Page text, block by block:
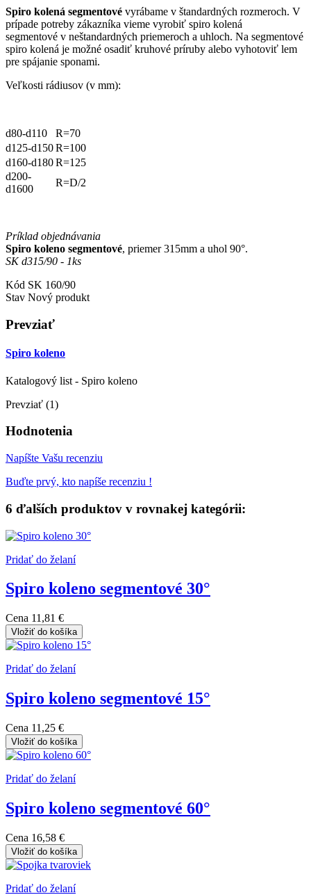
Spiro kolená segmentové vyrábame v štandardných rozmeroch. V
prípade potreby zákazníka vieme vyrobiť spiro kolená
segmentové v neštandardných priemeroch a uhloch. Na segmentové
spiro kolená je možné osadiť kruhové príruby alebo vyhotoviť lem
pre spájanie sponami.
Veľkosti rádiusov (v mm):
d80-d110
R=70
d125-d150R=100
d160-d180R=125
d200-
d1600
R=D/2
Príklad objednávania
Spiro koleno segmentové, priemer 315mm a uhol 90°.
SK d315/90 - 1ks
Kód SK 160/90
Stav Nový produkt
Prevziať
Spiro koleno
Katalogový list - Spiro koleno
Prevziať (1)
Hodnotenia
Napíšte Vašu recenziu
Buďte prvý, kto napíše recenziu !
6 ďalších produktov v rovnakej kategórii:
Pridať do želaní
Spiro koleno segmentové 30°
Cena 11,81 €
Vložiť do košíka
Pridať do želaní
Spiro koleno segmentové 15°
Cena 11,25 €
Vložiť do košíka
Pridať do želaní
Spiro koleno segmentové 60°
Cena 16,58 €
Vložiť do košíka
Pridať do želaní